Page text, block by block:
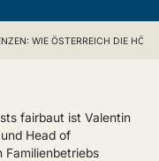
WIE ÖSTERREICH DIE
fairbaut ist Valentin
Head of
Familienbetriebs